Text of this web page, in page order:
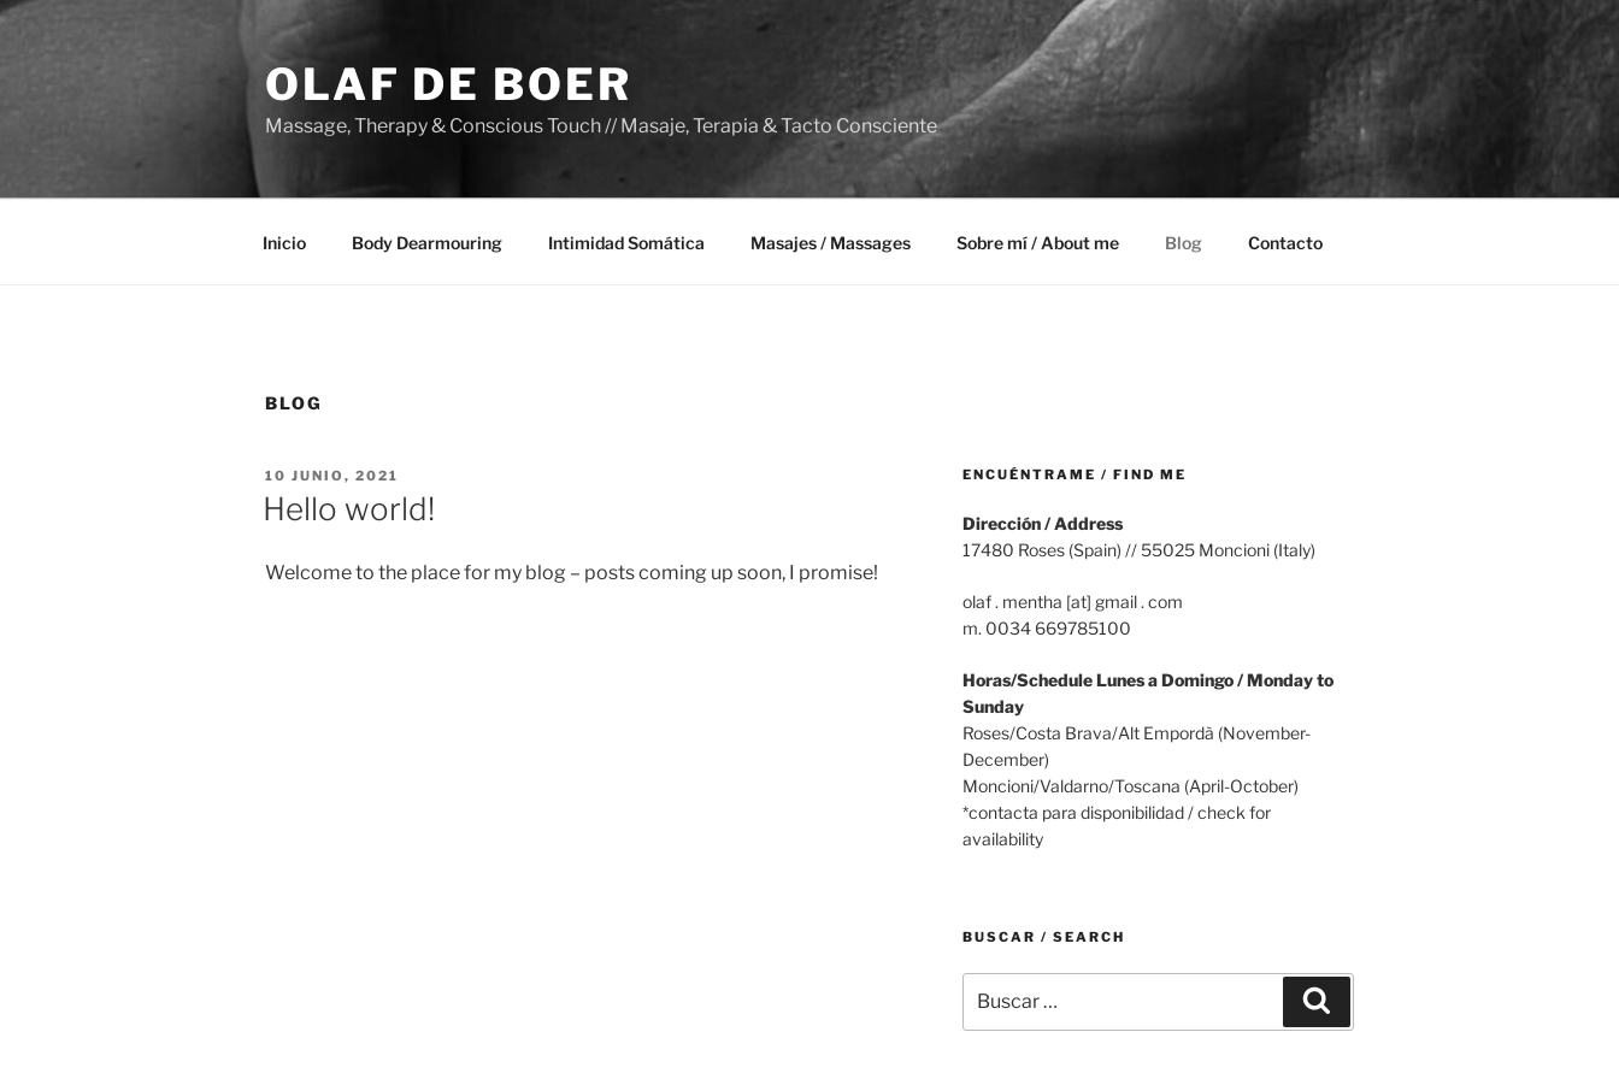
Saltar
OLAF DE BOER
Massage, Therapy & Conscious Touch // Masaje, Terapia & Tacto Consciente
Inicio Body Dearmouring Intimidad Somática Masajes / Massages Sobre mí / About me Blog Contacto
BLOG
PUBLICADO
EL
10 JUNIO, 2021
Hello world!
Welcome to the place for my blog – posts coming up soon, I promise!
ENCUÉNTRAME / FIND ME
Dirección / Address
17480 Roses (Spain) // 55025 Moncioni (Italy)
olaf . mentha [at] gmail . com
m. 0034 669785100
Horas/Schedule Lunes a Domingo / Monday to
Sunday
Roses/Costa Brava/Alt Empordà (November-
December)
Moncioni/Valdarno/Toscana (April-October)
*contacta para disponibilidad / check for
availability
BUSCAR / SEARCH
por: